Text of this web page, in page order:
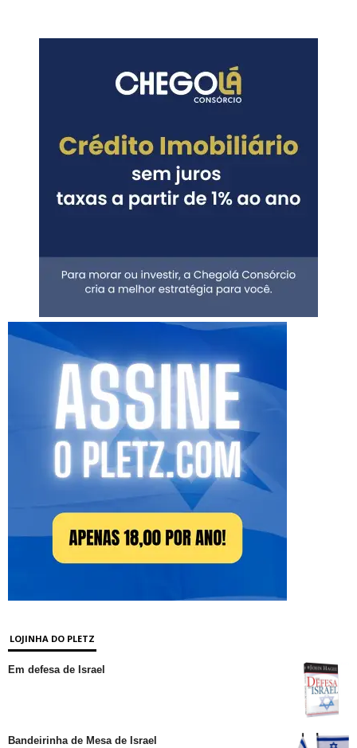
LOJINHA DO PLETZ
Em defesa de Israel
Bandeirinha de Mesa de Israel